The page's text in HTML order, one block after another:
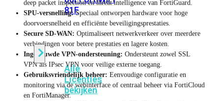
81F
Licentie
Alle
Licenties
bekijken
deep packet inspection en threat intelligence van FortiGuard.
SPU-versnelling:Speciaal ontworpen hardware voor hoge
doorvoersnelheid en efficiënte beveiligingsprestaties.
Secure SD-WAN: Optimaliseert netwerkverkeer over meerdere
verbindingen voor betere prestaties en lagere kosten.
Ingebouwde VPN-ondersteuning: Ondersteunt zowel SSL
VPN als IPsec VPN voor veilige externe toegang.
Gebruiksvriendelijk beheer: Eenvoudige configuratie en
monitoring via de webinterface of centraal beheer via FortiCloud
en FortiManager.